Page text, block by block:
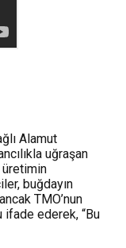
Alamut
uğraşan
üretimin
buğdayın
TMO’nun
ifade ederek, “Bu